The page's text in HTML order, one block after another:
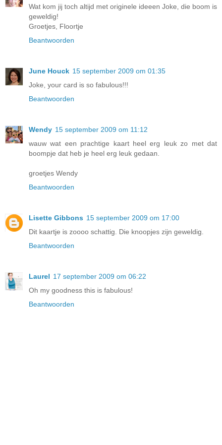
Wat kom jij toch altijd met originele ideeen Joke, die boom is
geweldig!
Groetjes, Floortje
Beantwoorden
June Houck 15 september 2009 om 01:35
Joke, your card is so fabulous!!!
Beantwoorden
Wendy 15 september 2009 om 11:12
wauw wat een prachtige kaart heel erg leuk zo met dat
boompje dat heb je heel erg leuk gedaan.
groetjes Wendy
Beantwoorden
Lisette Gibbons 15 september 2009 om 17:00
Dit kaartje is zoooo schattig. Die knoopjes zijn geweldig.
Beantwoorden
Laurel 17 september 2009 om 06:22
Oh my goodness this is fabulous!
Beantwoorden